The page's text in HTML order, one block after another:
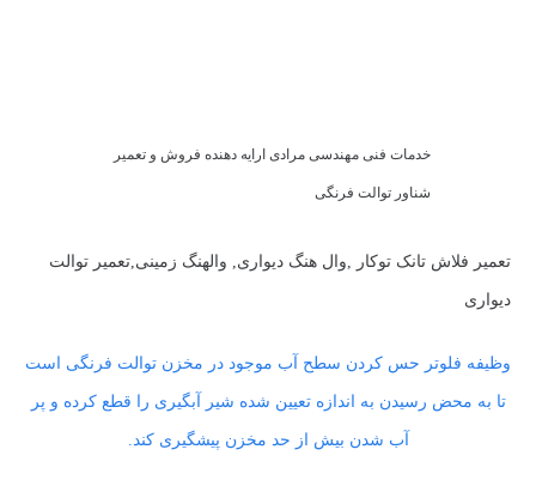
خدمات فنی مهندسی مرادی ارایه دهنده فروش و تعمیر
شناور توالت فرنگی
تعمیر فلاش تانک توکار ,وال هنگ دیواری, والهنگ زمینی,تعمیر توالت
دیواری
وظیفه فلوتر حس کردن سطح آب موجود در مخزن توالت فرنگی است
تا به محض رسیدن به اندازه تعیین شده شیر آبگیری را قطع کرده و پر
آب شدن بیش از حد مخزن پیشگیری کند.